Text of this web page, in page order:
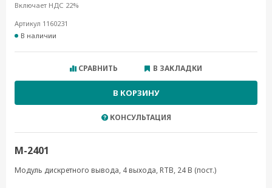
Включает НДС 22%
Артикул 1160231
В наличии
СРАВНИТЬ В ЗАКЛАДКИ
В КОРЗИНУ
КОНСУЛЬТАЦИЯ
M-2401
Модуль дискретного вывода, 4 выхода, RTB, 24 В (пост.)